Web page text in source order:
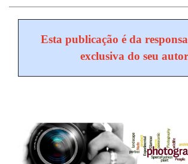
Esta publicação é da
exclusiva do seu autor
Ano
Mês